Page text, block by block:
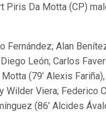
Piris Da Motta (CP)
Fernández; Alan
León; Carlos
(79’ Alexis
Wilder Viera; Federico
(86’ Alcides